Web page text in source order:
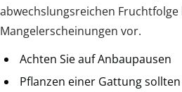
abwechslungsreichen Fruchtfolge
Mangelerscheinungen vor.
Achten Sie auf Anbaupausen
Pflanzen einer Gattung